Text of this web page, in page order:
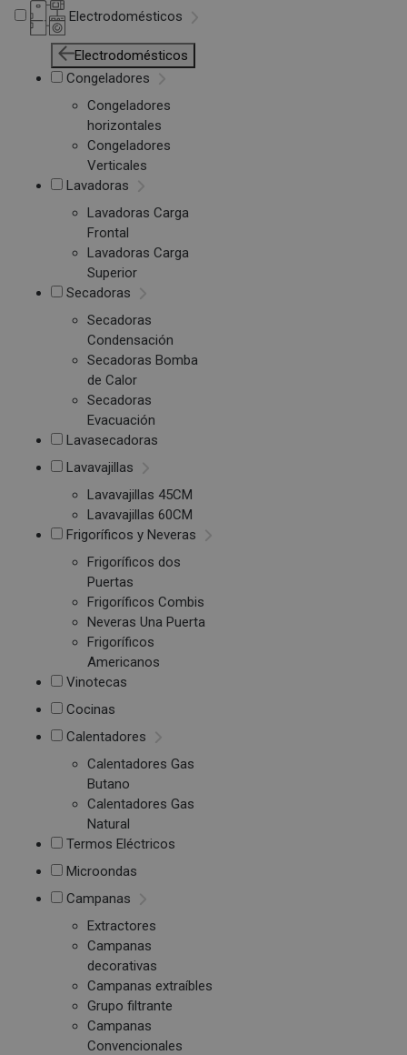
Electrodomésticos
Electrodomésticos
Congeladores
Congeladores
horizontales
Congeladores
Verticales
Lavadoras
Lavadoras Carga
Frontal
Lavadoras Carga
Superior
Secadoras
Secadoras
Condensación
Secadoras Bomba
de Calor
Secadoras
Evacuación
Lavasecadoras
Lavavajillas
Lavavajillas 45CM
Lavavajillas 60CM
Frigoríficos y Neveras
Frigoríficos dos
Puertas
Frigoríficos Combis
Neveras Una Puerta
Frigoríficos
Americanos
Vinotecas
Cocinas
Calentadores
Calentadores Gas
Butano
Calentadores Gas
Natural
Termos Eléctricos
Microondas
Campanas
Extractores
Campanas
decorativas
Campanas extraíbles
Grupo filtrante
Campanas
Convencionales